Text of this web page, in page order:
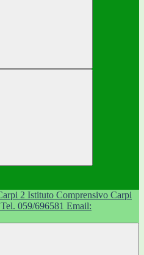
Istituto Comprensivo Carpi
Tel. 059/696581 Email: